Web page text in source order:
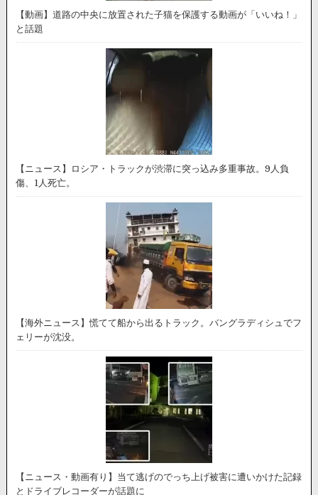
【動画】道路の中央に放置された子猫を保護する動画が「いいね！」
と話題
【ニュース】ロシア・トラックが渋滞に突っ込み多重事故。9人負
傷、1人死亡。
【海外ニュース】慌てて船から出るトラック。バングラディシュでフ
ェリーが沈没。
【ニュース・動画有り】当て逃げのでっち上げ被害に遭いかけた記録
とドライブレコーダーが話題に